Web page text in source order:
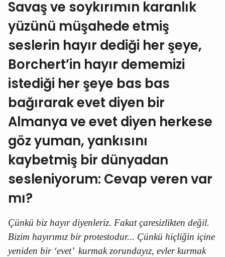
Savaş ve soykırımın karanlık
yüzünü müşahede etmiş
seslerin hayır dediği her şeye,
Borchert’in hayır dememizi
istediği her şeye bas bas
bağırarak evet diyen bir
Almanya ve evet diyen herkese
göz yuman, yankısını
kaybetmiş bir dünyadan
sesleniyorum: Cevap veren var
mı?
Çünkü biz hayır diyenleriz. Fakat çaresizlikten değil.
Bizim hayırımız bir protestodur... Çünkü hiçliğin içine
yeniden bir ‘evet’ kurmak zorundayız, evler kurmak